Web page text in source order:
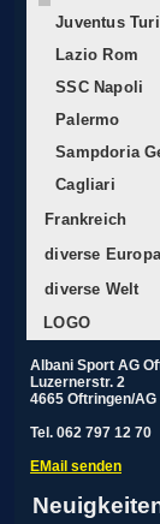
Juventus
Lazio Rom
SSC Napoli
Palermo
Sampdoria
Cagliari
Frankreich
diverse Europa
diverse Welt
LOGO
Albani Sport AG
Luzernerstr. 2
4665 Oftringen/AG
Tel. 062 797 12 70
EMail senden